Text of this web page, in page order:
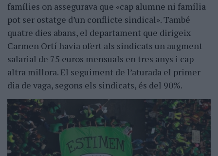
famílies on assegurava que «cap alumne ni família
pot ser ostatge d’un conflicte sindical». També
quatre dies abans, el departament que dirigeix
Carmen Ortí havia ofert als sindicats un augment
salarial de 75 euros mensuals en tres anys i cap
altra millora. El seguiment de l’aturada el primer
dia de vaga, segons els sindicats, és del 90%.